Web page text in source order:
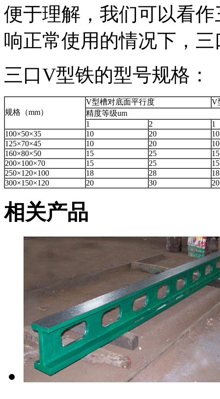
便于理解，我们可以看
响正常使用的情况下，
三口V型铁的型号规格：
规格（mm）
V型槽对底面平行度
V
精度等级um
1
2
1
100×50×35
10 20
10
125×70×45
10 20
10
160×80×50
15 25
15
200×100×70
15 25
15
250×120×100
18 28
18
300×150×120
20 30 20
相关产品